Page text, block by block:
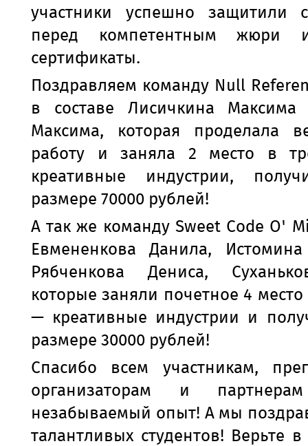
участники успешно защитили
перед компетентным жюри
сертификаты.
Поздравляем команду Null
в составе Лисичкина
Максима, которая проделала
работу и заняла 2 место в
креативные индустрии,
размере 70000 рублей!
А так же команду Sweet Code O'
Евмененкова Данила,
Рябченкова Дениса,
которые заняли почетное 4 место
— креативные индустрии и
размере 30000 рублей!
Спасибо всем участникам,
организаторам и
незабываемый опыт! А мы
талантливых студентов! Верьте